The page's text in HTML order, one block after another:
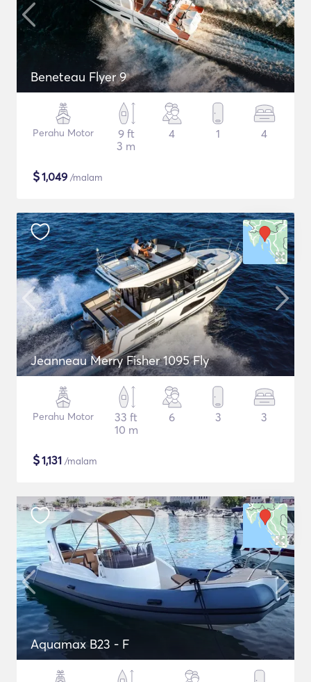
Beneteau Flyer 9
Perahu Motor
9 ft
3 m
4 1 4
$1,049 /malam
Jeanneau Merry Fisher 1095 Fly
Perahu Motor
33 ft
10 m
6 3 3
$1,131 /malam
Aquamax B23 - F